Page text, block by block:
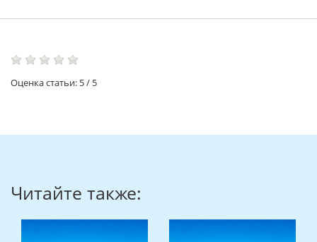
Оценка статьи: 5/ 5
Читайте также: